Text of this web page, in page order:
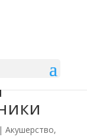
| Акушерство,